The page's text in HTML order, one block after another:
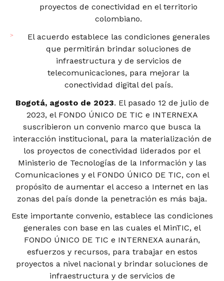
proyectos de conectividad en el territorio
colombiano.
El acuerdo establece las condiciones generales
que permitirán brindar soluciones de
infraestructura y de servicios de
telecomunicaciones, para mejorar la
conectividad digital del país.
Bogotá, agosto de 2023. El pasado 12 de julio de
2023, el FONDO ÚNICO DE TIC e INTERNEXA
suscribieron un convenio marco que busca la
interacción institucional, para la materialización de
los proyectos de conectividad liderados por el
Ministerio de Tecnologías de la Información y las
Comunicaciones y el FONDO ÚNICO DE TIC, con el
propósito de aumentar el acceso a Internet en las
zonas del país donde la penetración es más baja.
Este importante convenio, establece las condiciones
generales con base en las cuales el MinTIC, el
FONDO ÚNICO DE TIC e INTERNEXA aunarán,
esfuerzos y recursos, para trabajar en estos
proyectos a nivel nacional y brindar soluciones de
infraestructura y de servicios de